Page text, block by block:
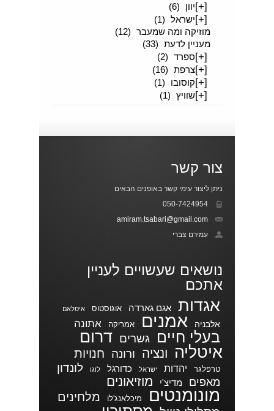
[+]יוון (6)
[+]ישראל (1)
מוזיקה ומה שמעבר (12)
מעניין לדעת (33)
[+]ספרד (2)
[+]צרפת (16)
[+]קוסובו (1)
[+]שוויץ (1)
צור קשר
ניתן ליצור עימי קשר באופנים הבאים
050-7424954
amiram.tsabari@gmail.com
עמירם צברי
נושאים שעשויים לעניין
אתכם
אגדות אגם גארדה אוגוסטוס איסלאם
אלבניה אמנים אמריקה אתונה
בעלי חיים גשרים דרום
איטליה
ונציה ורונה חנויות
טרפלגר יהדות ישראל כדורגל לוגו לונדון
מאפים מדיצ'י מוזיאונים
מונומנטים מיכלאנג'לו
מלחינים